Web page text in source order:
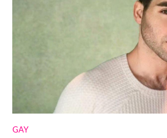
GAY